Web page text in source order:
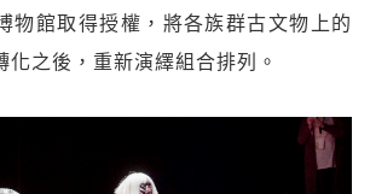
物館取得授權，將各族群古文物上的
之後，重新演繹組合排列。